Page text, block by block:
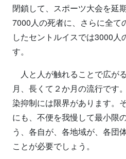
閉鎖して、スポーツ大会を延
7000人の死者に、さらに全て
したセントルイスでは3000人
す。
人と人が触れることで広が
月、長くて２か月の流行です
染抑制には限界があります。
にも、不便を我慢して最小限
う、各自が、各地域が、各団
ことが必要でしょう。